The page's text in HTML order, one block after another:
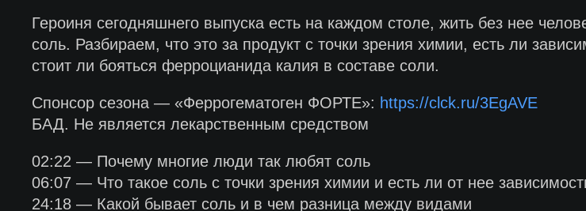
Героиня сегодняшнего выпуска есть на каждом столе, жить без нее
соль. Разбираем, что это за продукт с точки зрения химии, есть ли
стоит ли бояться ферроцианида калия в составе соли.
Спонсор сезона — «Феррогематоген ФОРТЕ»: https://clck.ru/3EgAVE
БАД. Не является лекарственным средством
02:22 — Почему многие люди так любят соль
06:07 — Что такое соль с точки зрения химии и есть ли от нее
24:18 — Какой бывает соль и в чем разница между видами